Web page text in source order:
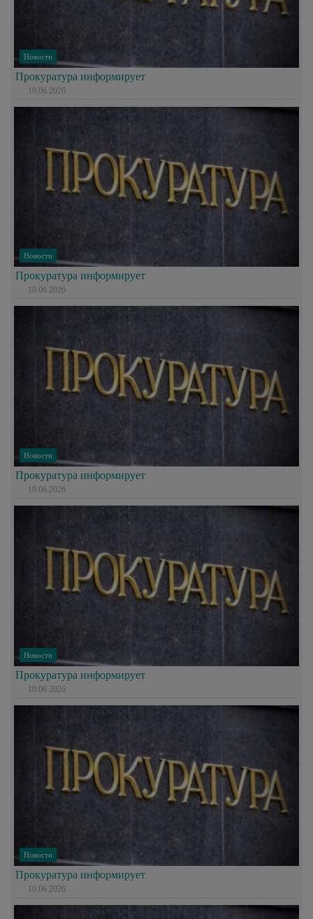
Новости
Прокуратура информирует
10.06.2026
Новости
Прокуратура информирует
10.06.2026
Новости
Прокуратура информирует
10.06.2026
Новости
Прокуратура информирует
10.06.2026
Новости
Прокуратура информирует
10.06.2026